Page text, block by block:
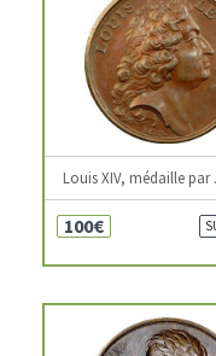
Louis XIV, médaille par
100€